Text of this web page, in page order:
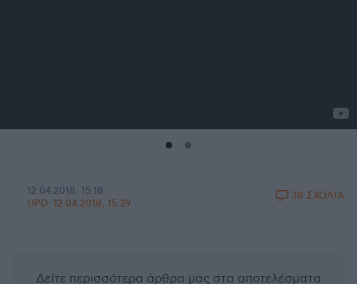
12.04.2018, 15:18
UPD: 12.04.2018, 15:39
38 ΣΧΟΛΙΑ
Δείτε περισσότερα άρθρα μας στα αποτελέσματα